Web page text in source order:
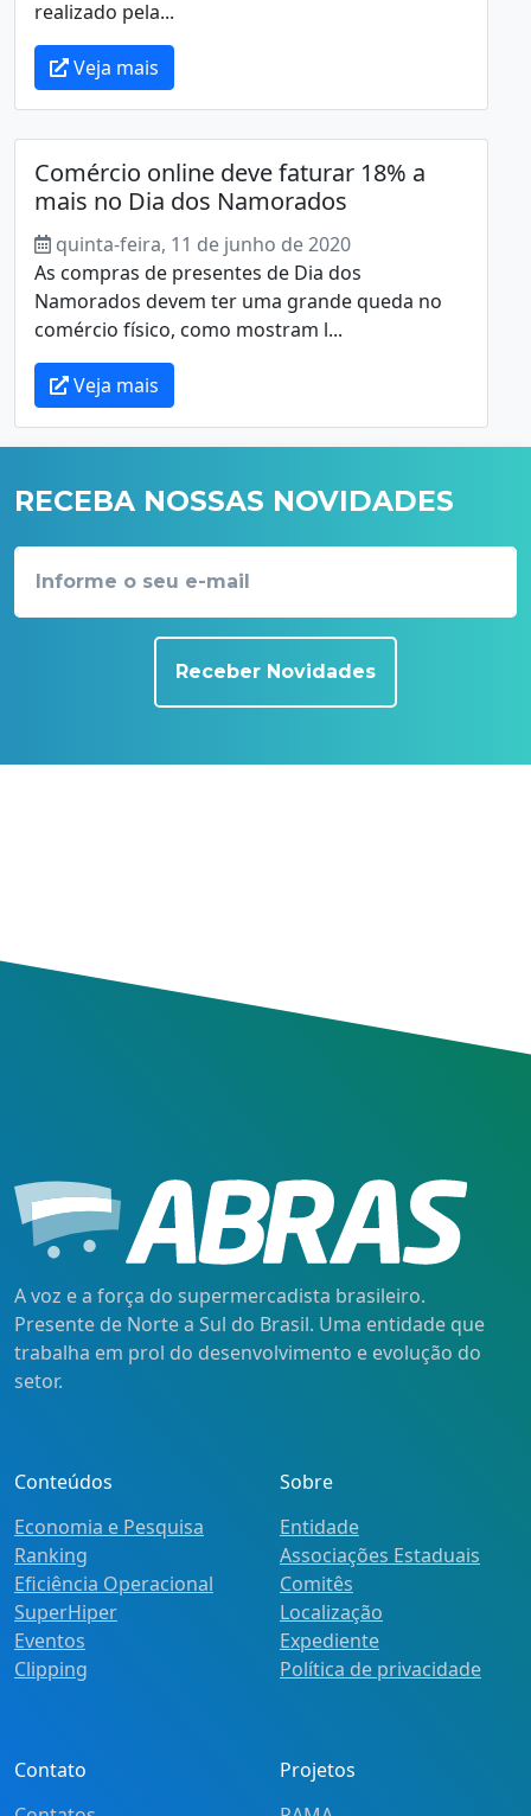
realizado pela...
Veja mais
Comércio online deve faturar 18% a
mais no Dia dos Namorados
quinta-feira, 11 de junho de 2020
As compras de presentes de Dia dos
Namorados devem ter uma grande queda no
comércio físico, como mostram l...
Veja mais
RECEBA NOSSAS NOVIDADES
Receber Novidades
A voz e a força do supermercadista brasileiro.
Presente de Norte a Sul do Brasil. Uma entidade que
trabalha em prol do desenvolvimento e evolução do
setor.
Conteúdos
Economia e Pesquisa
Ranking
Eficiência Operacional
SuperHiper
Eventos
Clipping
Sobre
Entidade
Associações Estaduais
Comitês
Localização
Expediente
Política de privacidade
Contato
Projetos